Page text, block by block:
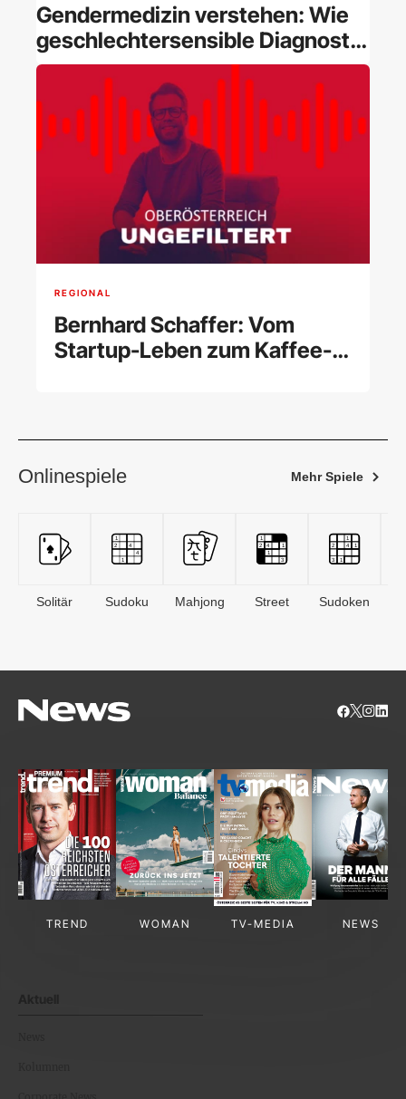
Gendermedizin verstehen: Wie
geschlechtersensible Diagnostik
und Therapie Ihr Leben
verlängern – Insights von
Dr. Alexandra Kautzky‑Willer
REGIONAL
Bernhard Schaffer: Vom
Startup-Leben zum Kaffee-
Onlinespiele Mehr Spiele
Solitär Sudoku Mahjong Street Sudoken
TREND WOMAN TV-MEDIA NEWS